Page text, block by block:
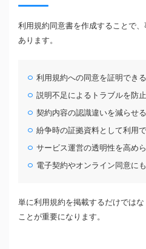
利用規約同意書を作成することで
あります。
利用規約への同意を証明できる
説明不足によるトラブルを防
契約内容の認識違いを減らせる
紛争時の証拠資料として利用
サービス運営の透明性を高め
電子契約やオンライン同意に
単に利用規約を掲載するだけでは
ことが重要になります。